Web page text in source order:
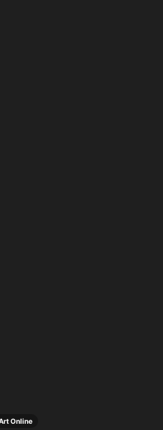
Online